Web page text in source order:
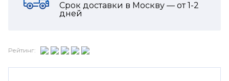
Срок доставки в Москву — от1-2
дней
Рейтинг: